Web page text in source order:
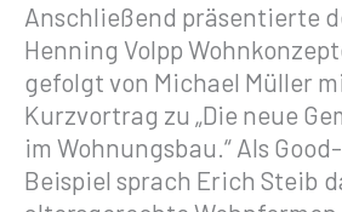
Anschließend präsentierte
Henning Volpp
gefolgt von Michael Müller
Kurzvortrag zu „Die neue
im Wohnungsbau.“ Als
Beispiel sprach Erich Steib